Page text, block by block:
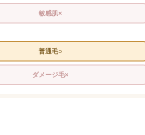
敏感肌×
普通毛○
ダメージ毛×